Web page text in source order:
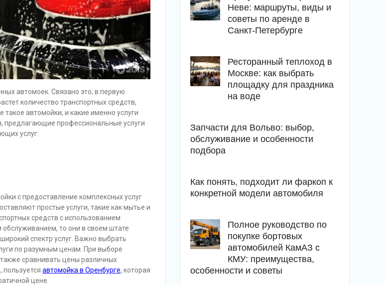
автомоек. Связано это, в первую
количество транспортных средств,
автомойки, и какие именно услуги
предлагающие профессиональные услуги
услуг:
с предоставление комплексных услуг
простые услуги, такие как мытье и
средств с использованием
то они в своем штате
спектр услуг. Важно выбрать
по разумным ценам. При выборе
сравнивать цены различных
автомойка в Оренбурге, которая
цене.
Неве: маршруты, виды и
советы по аренде в
Санкт-Петербурге
Ресторанный теплоход в
Москве: как выбрать
площадку для праздника
на воде
Запчасти для Вольво: выбор,
обслуживание и особенности
подбора
Как понять, подходит ли фаркоп к
конкретной модели автомобиля
Полное руководство по
покупке бортовых
автомобилей КамАЗ с
КМУ: преимущества,
особенности и советы